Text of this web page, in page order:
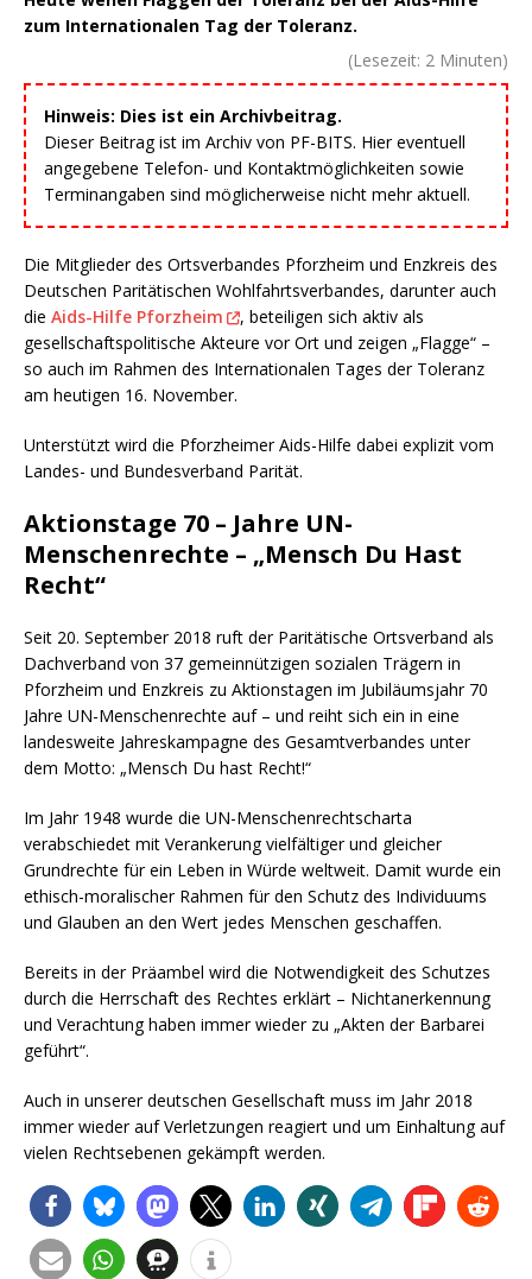
zum Internationalen Tag der Toleranz.
(Lesezeit: 2 Minuten)
Hinweis: Dies ist ein Archivbeitrag.
Dieser Beitrag ist im Archiv von PF-BITS. Hier eventuell
angegebene Telefon- und Kontaktmöglichkeiten sowie
Terminangaben sind möglicherweise nicht mehr aktuell.
Die Mitglieder des Ortsverbandes Pforzheim und Enzkreis des
Deutschen Paritätischen Wohlfahrtsverbandes, darunter auch
die Aids-Hilfe Pforzheim
, beteiligen sich aktiv als
gesellschaftspolitische Akteure vor Ort und zeigen „Flagge“ –
so auch im Rahmen des Internationalen Tages der Toleranz
am heutigen 16. November.
Unterstützt wird die Pforzheimer Aids-Hilfe dabei explizit vom
Landes- und Bundesverband Parität.
Aktionstage 70 – Jahre UN-
Menschenrechte – „Mensch Du Hast
Recht“
Seit 20. September 2018 ruft der Paritätische Ortsverband als
Dachverband von 37 gemeinnützigen sozialen Trägern in
Pforzheim und Enzkreis zu Aktionstagen im Jubiläumsjahr 70
Jahre UN-Menschenrechte auf – und reiht sich ein in eine
landesweite Jahreskampagne des Gesamtverbandes unter
dem Motto: „Mensch Du hast Recht!“
Im Jahr 1948 wurde die UN-Menschenrechtscharta
verabschiedet mit Verankerung vielfältiger und gleicher
Grundrechte für ein Leben in Würde weltweit. Damit wurde ein
ethisch-moralischer Rahmen für den Schutz des Individuums
und Glauben an den Wert jedes Menschen geschaffen.
Bereits in der Präambel wird die Notwendigkeit des Schutzes
durch die Herrschaft des Rechtes erklärt – Nichtanerkennung
und Verachtung haben immer wieder zu „Akten der Barbarei
geführt“.
Auch in unserer deutschen Gesellschaft muss im Jahr 2018
immer wieder auf Verletzungen reagiert und um Einhaltung auf
vielen Rechtsebenen gekämpft werden.